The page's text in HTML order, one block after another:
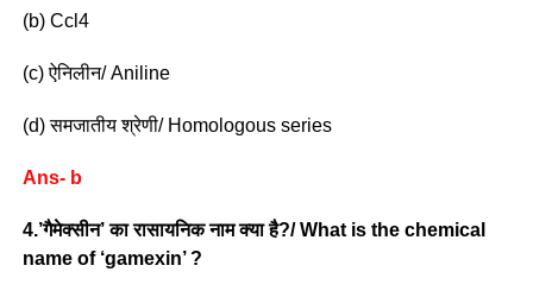
(b) Ccl4
(c) ऐनिलीन/ Aniline
(d) समजातीय श्रेणी/ Homologous series
Ans- b
4.’गैमेक्सीन’ का रासायनिक नाम क्या है?/ What is the chemical
name of ‘gamexin’ ?